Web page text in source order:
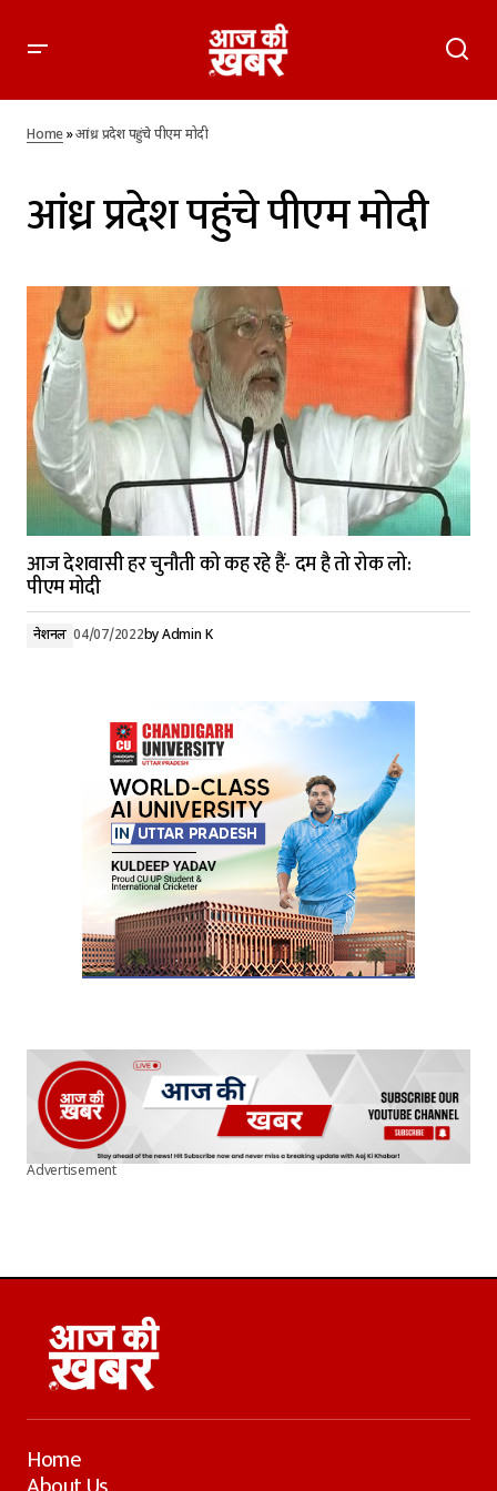
Home»आंध्र प्रदेश पहुंचे पीएम मोदी
आंध्र प्रदेश पहुंचे पीएम मोदी
आज देशवासी हर चुनौती को कह रहे हैं- दम है तो रोक लो:
पीएम मोदी
नेशनल 04/07/2022byAdmin K
Advertisement
Home